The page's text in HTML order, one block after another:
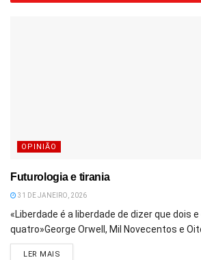
OPINIÃO
Futurologia e tirania
31 DE JANEIRO, 2026
«Liberdade é a liberdade de dizer que dois
quatro»George Orwell, Mil Novecentos e
LER MAIS